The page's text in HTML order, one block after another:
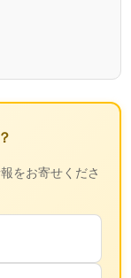
をお寄せくださ